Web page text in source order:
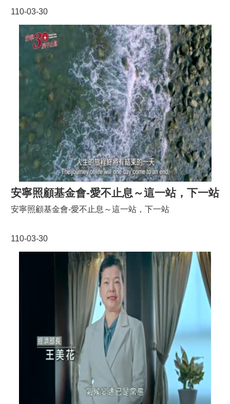
110-03-30
安寧照顧基金會-愛不止息～這一站，下一站
110-03-30
安寧照顧基金會-愛不止息～這一站，下一站